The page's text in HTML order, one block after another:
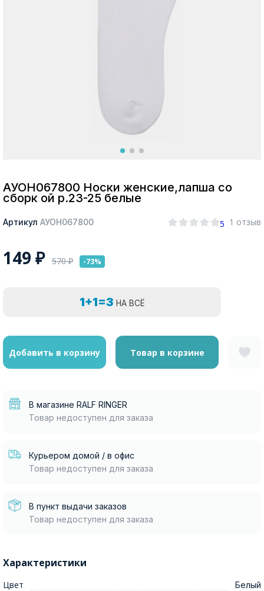
Изменить город
АУОН067800 Носки женские,лапша со
сборк ой р.23-25 белые
Артикул АУОН067800 5 1 отзыв
149 ₽ 570₽ -73%
1+1=3 НА ВСЁ
Добавить в корзину Товар в корзине
В магазине RALF RINGER
Товар недоступен для заказа
Курьером домой / в офис
Товар недоступен для заказа
В пункт выдачи заказов
Товар недоступен для заказа
Характеристики
Цвет Белый